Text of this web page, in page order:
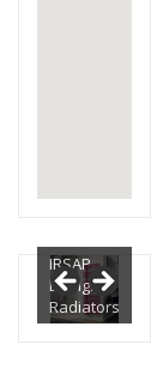
IRSAP
Design
Radiators